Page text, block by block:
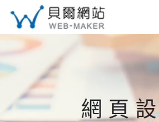
網頁